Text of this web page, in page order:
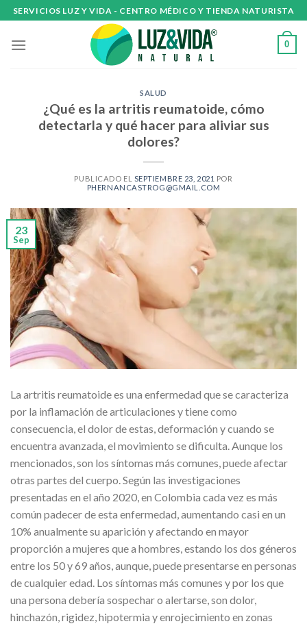
Skip
to
content
SERVICIOS LUZ Y VIDA - CENTRO MÉDICO Y TIENDA NATURISTA
0
SALUD
¿Qué es la artritis reumatoide, cómo
detectarla y qué hacer para aliviar sus
dolores?
PUBLICADO EL SEPTIEMBRE 23, 2021 POR
PHERNANCASTROG@GMAIL.COM
23
Sep
La artritis reumatoide es una enfermedad que se caracteriza
por la inflamación de articulaciones y tiene como
consecuencia, el dolor de estas, deformación y cuando se
encuentra avanzada, el movimiento se dificulta. Aunque los
mencionados, son los síntomas más comunes, puede afectar
otras partes del cuerpo. Según las investigaciones
presentadas en el año 2020, en Colombia cada vez es más
común padecer de esta enfermedad, aumentando casi en un
10% anualmente su aparición y afectando en mayor
proporción a mujeres que a hombres, estando los dos géneros
entre los 50 y 69 años, aunque, puede presentarse en personas
de cualquier edad. Los síntomas más comunes y por los que
una persona debería sospechar o alertarse, son dolor,
hinchazón, rigidez, hipotermia y enrojecimiento en zonas